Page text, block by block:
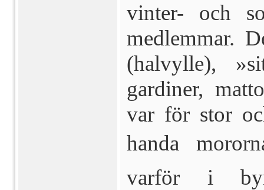
vinter- och
medlemmar.
(halvylle),
gardiner,
var för stor
handa 
varför i